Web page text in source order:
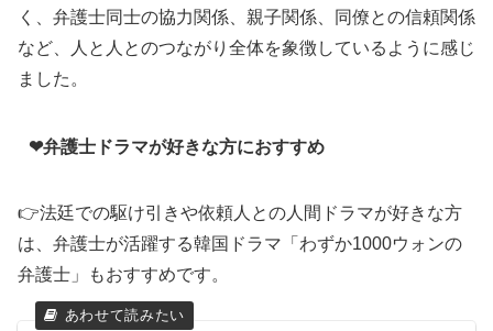
く、弁護士同士の協力関係、親子関係、同僚との信頼関係
など、人と人とのつながり全体を象徴しているように感じ
ました。
❤弁護士ドラマが好きな方におすすめ
👉法廷での駆け引きや依頼人との人間ドラマが好きな方
は、弁護士が活躍する韓国ドラマ「わずか1000ウォンの
弁護士」もおすすめです。